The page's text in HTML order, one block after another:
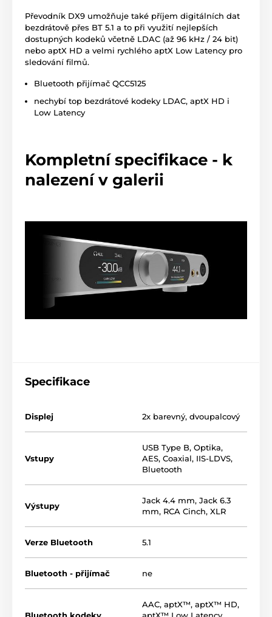
Převodník DX9 umožňuje také příjem digitálních dat
bezdrátově přes BT 5.1 a to při využití nejlepších
dostupných kodeků včetně LDAC (až 96 kHz / 24 bit)
nebo aptX HD a velmi rychlého aptX Low Latency pro
sledování filmů.
Bluetooth přijímač QCC5125
nechybí top bezdrátové kodeky LDAC, aptX HD i
Low Latency
Kompletní specifikace - k
nalezení v galerii
Specifikace
Displej 2x barevný, dvoupalcový
Vstupy
USB Type B, Optika,
AES, Coaxial, IIS-LDVS,
Bluetooth
Výstupy
Jack 4.4 mm, Jack 6.3
mm, RCA Cinch, XLR
Verze Bluetooth 5.1
Bluetooth - přijímač ne
Bluetooth kodeky
AAC, aptX™, aptX™ HD,
aptX™ Low Latency